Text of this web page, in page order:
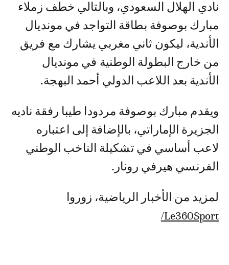
نادي الهلال السعودي، وبالتالي خطف زملاء
مبارك بوصوفة بطاقة التواجد في مونديال
الأندية، ليكون ثاني مغربي يشارك مع فريق
من خارج البطولة الوطنية في مونديال
الأندية بعد اللاعب الدولي أحمد البهجة.
ويقدم مبارك بوصوفة مردودا طيبا رفقة ناديه
الجزيرة الإماراتي، بالإضافة إلى اعتباره
لاعب أساسي في تشكيلة الناخب الوطني
الفرنسي هيرفي رونار.
لمزيد من الأخبار الرياضية، زوروا
Le360Sport/